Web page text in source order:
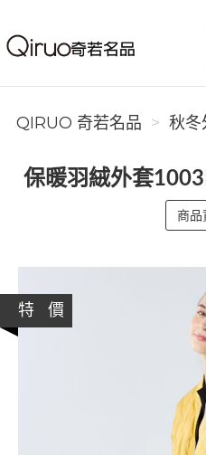
Qiruo 奇若名品
QIRUO 奇若名品 秋冬
保暖羽絨外套
商品
特 價